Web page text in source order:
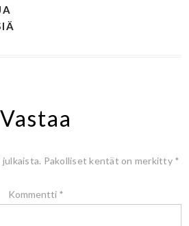
Vastaa
Pakolliset kentät on merkitty *
Kommentti *